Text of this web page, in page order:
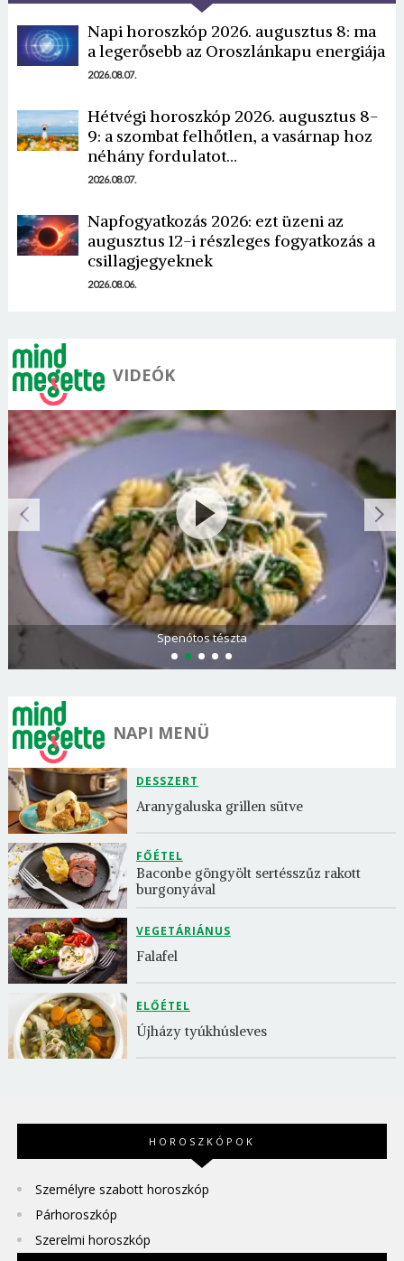
Napi horoszkóp 2026. augusztus 8: ma
a legerősebb az Oroszlánkapu energiája
2026.08.07.
Hétvégi horoszkóp 2026. augusztus 8-
9: a szombat felhőtlen, a vasárnap hoz
néhány fordulatot…
2026.08.07.
Napfogyatkozás 2026: ezt üzeni az
augusztus 12-i részleges fogyatkozás a
csillagjegyeknek
2026.08.06.
VIDEÓK
Spenótos tészta
NAPI MENÜ
DESSZERT
Aranygaluska grillen sütve
FŐÉTEL
Baconbe göngyölt sertésszűz rakott
burgonyával
VEGETÁRIÁNUS
Falafel
ELŐÉTEL
Újházy tyúkhúsleves
HOROSZKÓPOK
Személyre szabott horoszkóp
Párhoroszkóp
Szerelmi horoszkóp
Borsonline bejelentkezés
E-mail cím vagy felhasználónév